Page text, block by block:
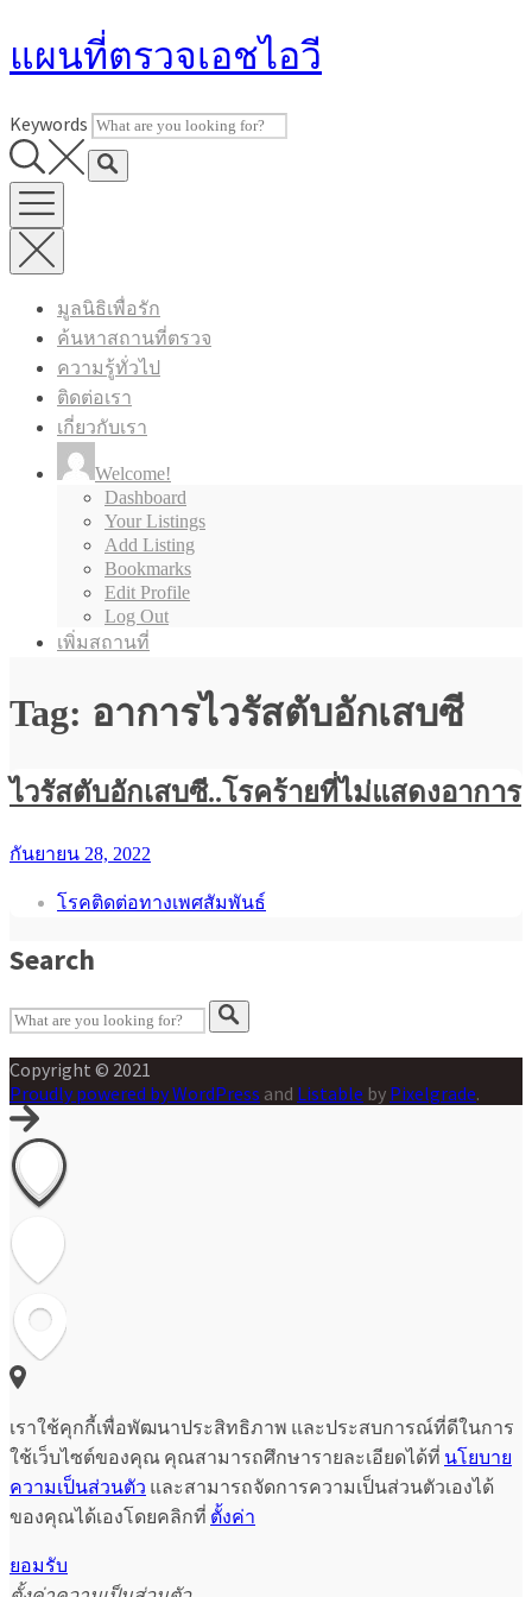
to
แผนที่ตรวจเอชไอวี
Keywords
มูลนิธิเพื่อรัก
ค้นหาสถานที่ตรวจ
ความรู้ทั่วไป
ติดต่อเรา
เกี่ยวกับเรา
Welcome!
Dashboard
Your Listings
Add Listing
Bookmarks
Edit Profile
Log Out
เพิ่มสถานที่
Tag: อาการไวรัสตับอักเสบซี
ไวรัสตับอักเสบซี..โรคร้ายที่ไม่แสดงอาการ
กันยายน 28, 2022
โรคติดต่อทางเพศสัมพันธ์
Search
Copyright © 2021
Proudly powered by WordPress and Listable by Pixelgrade.
เราใช้คุกกี้เพื่อพัฒนาประสิทธิภาพ และประสบการณ์ที่ดีในการ
ใช้เว็บไซต์ของคุณ คุณสามารถศึกษารายละเอียดได้ที่ นโยบาย
ความเป็นส่วนตัว และสามารถจัดการความเป็นส่วนตัวเองได้
ของคุณได้เองโดยคลิกที่ ตั้งค่า
ยอมรับ